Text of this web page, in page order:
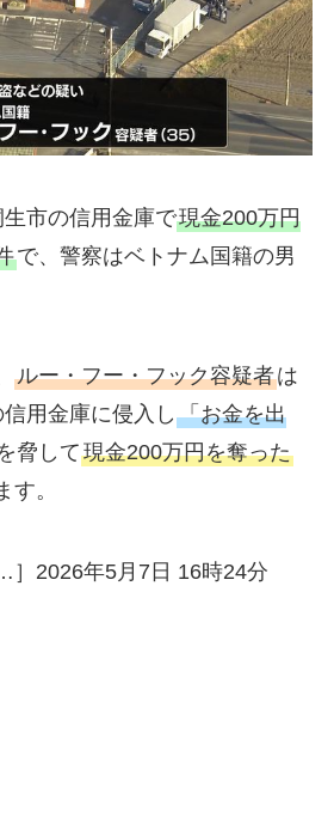
市の信用金庫で現金200万円
で、警察はベトナム国籍の男
ルー・フー・フック容疑者は
用金庫に侵入し 「お金を出
脅して現金200万円を奪った
す。
］2026年5月7日 16時24分